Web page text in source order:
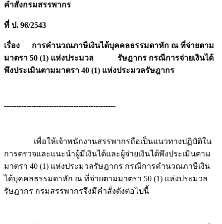
คำสั่งกรมสรรพากร
ที่ ป. 96/2543
เรื่อง การคำนวณภาษีเงินได้บุคคลธรรมดาหัก ณ ที่จ่ายตาม
มาตรา 50 (1) แห่งประมวล รัษฎากร กรณีการจ่ายเงินได้
พึงประเมินตามมาตรา 40 (1) แห่งประมวลรัษฎากร
---------------------------------------------
เพื่อให้เจ้าพนักงานสรรพากรถือเป็นแนวทางปฏิบัติใน
การตรวจและแนะนำผู้มีเงินได้และผู้จ่ายเงินได้พึงประเมินตาม
มาตรา 40 (1) แห่งประมวลรัษฎากร กรณีการคำนวณภาษีเงิน
ได้บุคคลธรรมดาหัก ณ ที่จ่ายตามมาตรา 50 (1) แห่งประมวล
รัษฎากร กรมสรรพากรจึงมีคำสั่งดังต่อไปนี้